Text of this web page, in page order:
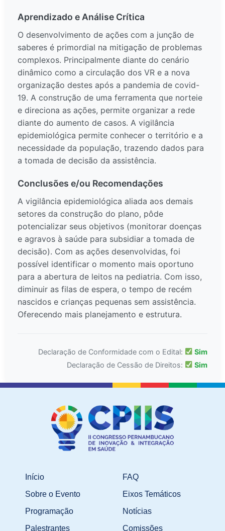
Aprendizado e Análise Crítica
O desenvolvimento de ações com a junção de
saberes é primordial na mitigação de problemas
complexos. Principalmente diante do cenário
dinâmico como a circulação dos VR e a nova
organização destes após a pandemia de covid-
19. A construção de uma ferramenta que norteie
e direciona as ações, permite organizar a rede
diante do aumento de casos. A vigilância
epidemiológica permite conhecer o território e a
necessidade da população, trazendo dados para
a tomada de decisão da assistência.
Conclusões e/ou Recomendações
A vigilância epidemiológica aliada aos demais
setores da construção do plano, pôde
potencializar seus objetivos (monitorar doenças
e agravos à saúde para subsidiar a tomada de
decisão). Com as ações desenvolvidas, foi
possível identificar o momento mais oportuno
para a abertura de leitos na pediatria. Com isso,
diminuir as filas de espera, o tempo de recém
nascidos e crianças pequenas sem assistência.
Oferecendo mais planejamento e estrutura.
Declaração de Conformidade com o Edital:
Sim
Declaração de Cessão de Direitos:
Sim
Início
Sobre o Evento
Programação
Palestrantes
FAQ
Eixos Temáticos
Notícias
Comissões